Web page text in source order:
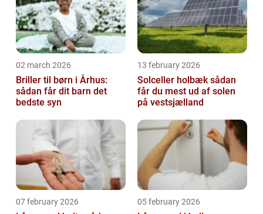
02 march 2026
Briller til børn i Århus:
sådan får dit barn det
bedste syn
13 february 2026
Solceller holbæk sådan
får du mest ud af solen
på vestsjælland
07 february 2026 05 february 2026